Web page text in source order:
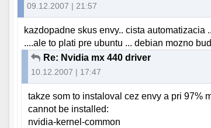
09.12.2007 | 21:57
kazdopadne skus envy.. cista
....ale to plati pre ubuntu ... debian mozno
Re: Nvidia mx 440 driver
10.12.2007 | 17:47
takze som to instaloval cez envy a pri 97%
cannot be installed:
nvidia-kernel-common